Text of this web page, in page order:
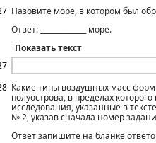
Назовите море, в котором был
Ответ: _____________ море.
Показать текст
Какие типы воздушных масс
полуострова, в пределах
исследования, указанные в
№ 2, указав сначала номер
Ответ запишите на бланке